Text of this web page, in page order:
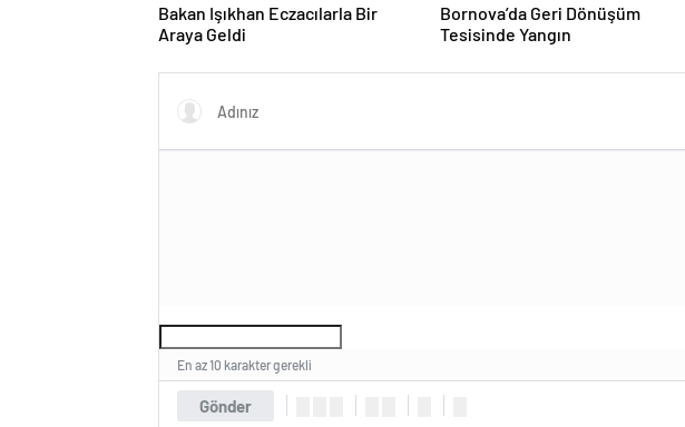
Bakan Işıkhan Eczacılarla Bir
Araya Geldi
Bornova’da Geri Dönüşüm
Tesisinde Yangın
Gönder
En az 10 karakter gerekli